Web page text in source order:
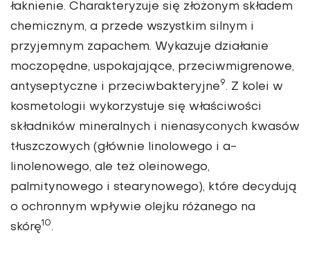
łaknienie. Charakteryzuje się złożonym składem
chemicznym, a przede wszystkim silnym i
przyjemnym zapachem. Wykazuje działanie
moczopędne, uspokajające, przeciwmigrenowe,
antyseptyczne i przeciwbakteryjne9. Z kolei w
kosmetologii wykorzystuje się właściwości
składników mineralnych i nienasyconych kwasów
tłuszczowych (głównie linolowego i a-
linolenowego, ale też oleinowego,
palmitynowego i stearynowego), które decydują
o ochronnym wpływie olejku różanego na
skórę10.